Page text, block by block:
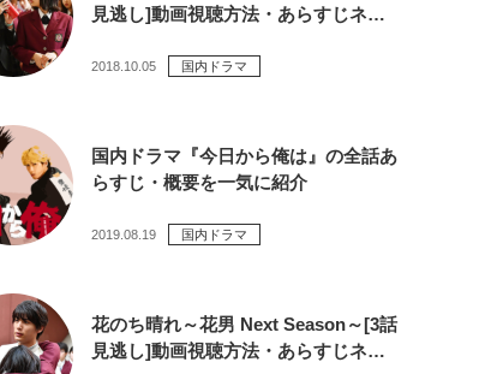
見逃し]動画視聴方法・あらすじネ…
2018.10.05 国内ドラマ
国内ドラマ『今日から俺は』の全話あ
らすじ・概要を一気に紹介
2019.08.19 国内ドラマ
花のち晴れ～花男 Next Season～[3話
見逃し]動画視聴方法・あらすじネ…